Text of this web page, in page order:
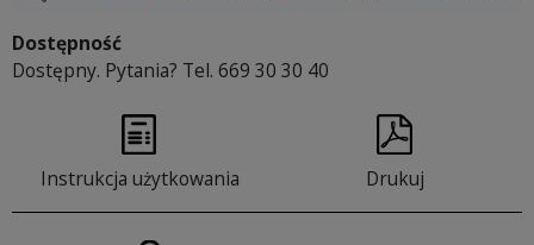
Dostępność
Dostępny. Pytania? Tel. 669 30 30 40
Instrukcja użytkowania Drukuj